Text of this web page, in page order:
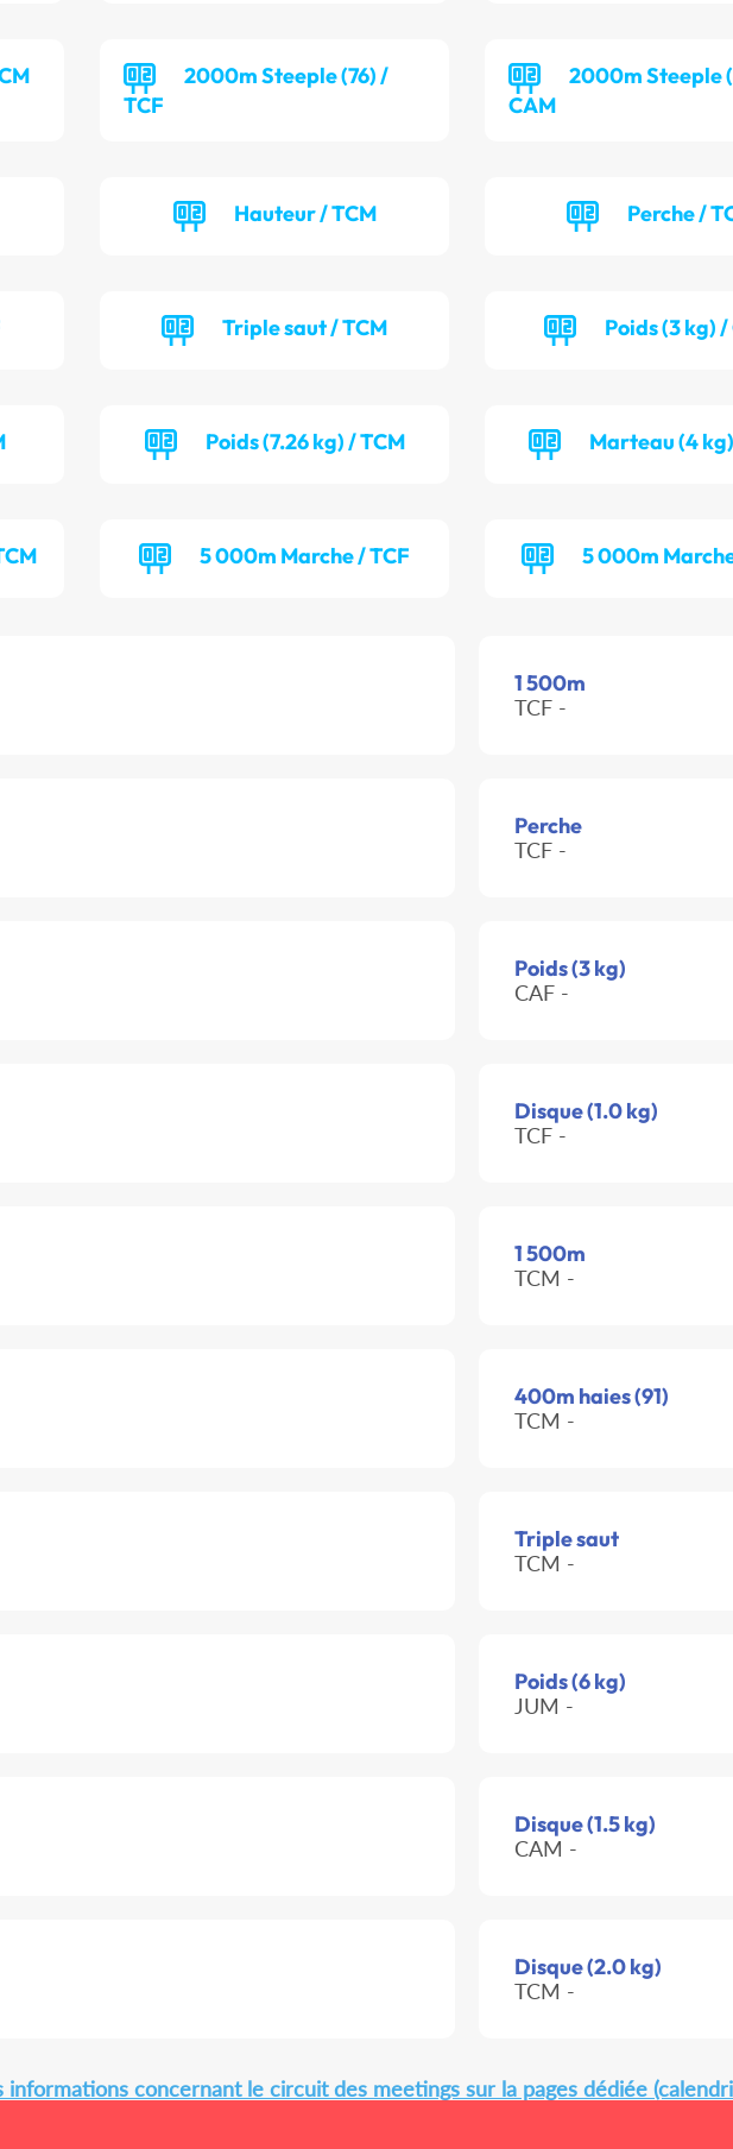
2000m Steeple (76) /
TCF
2000m Steeple
CAM
Hauteur / TCM Perche /
Triple saut / TCM Poids (3 kg) /
Poids (7.26 kg) / TCM Marteau (4
5 000m Marche / TCF 5 000m
1 500m
TCF -
Perche
TCF -
Poids (3 kg)
CAF -
Disque (1.0 kg)
TCF -
1 500m
TCM -
400m haies (91)
TCM -
Triple saut
TCM -
Poids (6 kg)
JUM -
Disque (1.5 kg)
CAM -
Disque (2.0 kg)
TCM -
informations concernant le circuit des meetings sur la pages dédiée